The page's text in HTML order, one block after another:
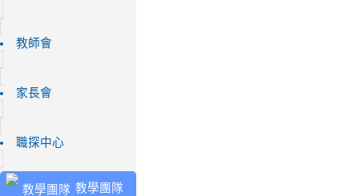
教師會
家長會
職探中心
教學團隊